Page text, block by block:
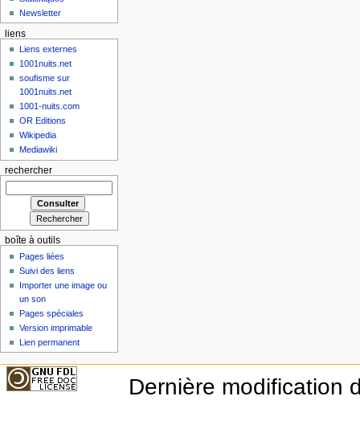
Newsletter
liens
Liens externes
1001nuits.net
soufisme sur
1001nuits.net
1001-nuits.com
OR Editions
Wikipedia
Mediawiki
rechercher
boîte à outils
Pages liées
Suivi des liens
Importer une image ou
un son
Pages spéciales
Version imprimable
Lien permanent
Dernière modification